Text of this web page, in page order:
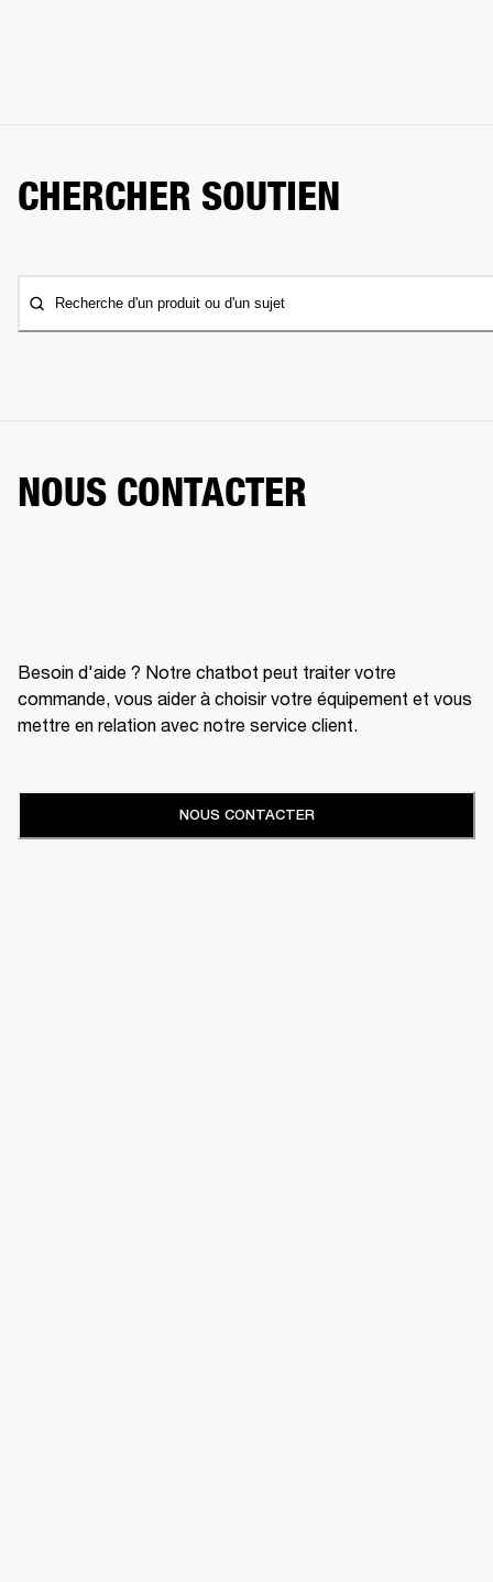
CHERCHER SOUTIEN
Recherche d'un produit ou d'un sujet
NOUS CONTACTER
Besoin d'aide ? Notre chatbot peut traiter votre
commande, vous aider à choisir votre équipement et vous
mettre en relation avec notre service client.
NOUS CONTACTER